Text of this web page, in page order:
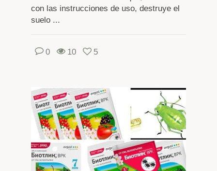
con las instrucciones de uso, destruye el
suelo ...
0 10 5